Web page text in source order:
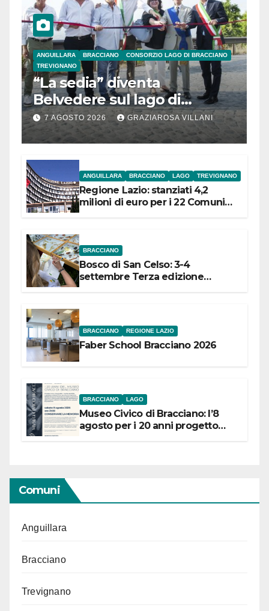
ANGUILLARA BRACCIANO
CONSORZIO LAGO DI BRACCIANO
TREVIGNANO
“La sedia” diventa
Belvedere sul lago di
Bracciano: ieri
l’inaugurazione
7 AGOSTO 2026 GRAZIAROSA VILLANI
ANGUILLARA BRACCIANO LAGO TREVIGNANO
Regione Lazio: stanziati 4,2
milioni di euro per i 22 Comuni
BRACCIANO
Bosco di San Celso: 3-4
settembre Terza edizione
BRACCIANO REGIONE LAZIO
Faber School Bracciano 2026
BRACCIANO LAGO
Museo Civico di Bracciano: l’8
agosto per i 20 anni progetto
Comuni
Anguillara
Bracciano
Trevignano